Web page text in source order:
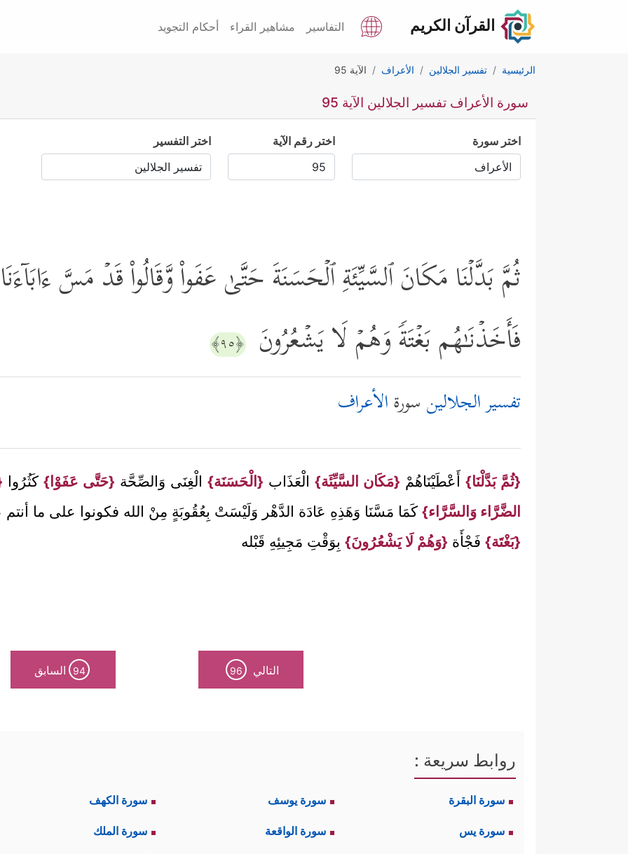
القرآن الكريم التفاسير مشاهير القراء أحكام التجويد
الرئيسية تفسير الجلالين الأعراف الآية 95
سورة الأعراف تفسير الجلالين الآية 95
اختر سورة اختر رقم الآية اختر التفسير
ثُمَّ بَدَّلۡنَا مَكَانَ ٱلسَّیِّئَةِ ٱلۡحَسَنَةَ حَتَّىٰ عَفَواْ وَّقَالُواْ قَدۡ مَسَّ
فَأَخَذۡنَـٰهُم بَغۡتَةࣰ وَهُمۡ لَا یَشۡعُرُونَ ﴿٩٥﴾
تفسير الجلالين سورةالأعراف
{ثُمَّ بَدَّلْنَا} أَعْطَيْنَاهُمْ {مَكَان السَّيِّئَة} الْعَذَاب {الْحَسَنَة} الْغِنَى وَالصِّحَّة {حَتَّى عَفَوْا} كَثُرُوا
الضَّرَّاء وَالسَّرَّاء} كَمَا مَسَّنَا وَهَذِهِ عَادَة الدَّهْر وَلَيْسَتْ بِعُقُوبَةٍ مِنْ الله فكونوا على ما أنتم
{بَغْتَة} فَجْأَة {وَهُمْ لَا يَشْعُرُونَ} بِوَقْتِ مَجِيئِهِ قَبْله
التالي 96
94 السابق
روابط سريعة :
سورة البقرة سورة يوسف سورة الكهف
سورة يس سورة الواقعة سورة الملك